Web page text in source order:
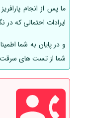
ما پس از انجام
ایرادات احتمالی که
و در پایان به شما
شما از تست های سرقت